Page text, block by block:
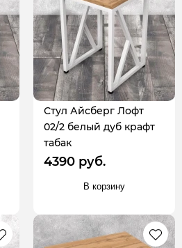
Стул Айсберг Лофт
02/2 белый дуб крафт
табак
4390 руб.
В корзину